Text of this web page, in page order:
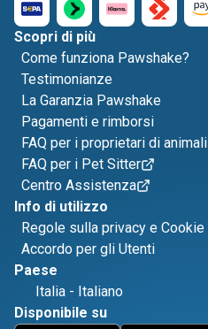
Scopri di più
Come funziona Pawshake?
Testimonianze
La Garanzia Pawshake
Pagamenti e rimborsi
FAQ per i proprietari di animali
FAQ per i Pet Sitter
Centro Assistenza
Info di utilizzo
Regole sulla privacy e Cookie
Accordo per gli Utenti
Paese
Italia - Italiano
Disponibile su